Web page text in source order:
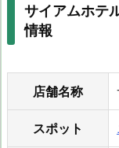
サイアムホテ
情報
店舗名称
スポット